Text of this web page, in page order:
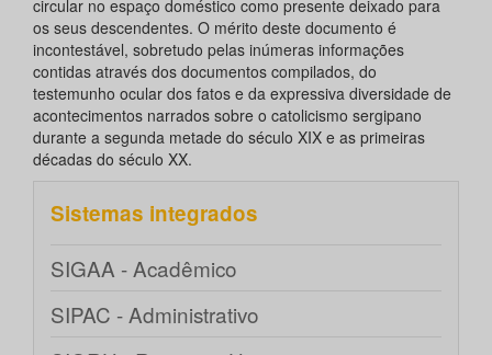
circular no espaço doméstico como presente deixado para
os seus descendentes. O mérito deste documento é
incontestável, sobretudo pelas inúmeras informações
contidas através dos documentos compilados, do
testemunho ocular dos fatos e da expressiva diversidade de
acontecimentos narrados sobre o catolicismo sergipano
durante a segunda metade do século XIX e as primeiras
décadas do século XX.
Sistemas integrados
SIGAA - Acadêmico
SIPAC - Administrativo